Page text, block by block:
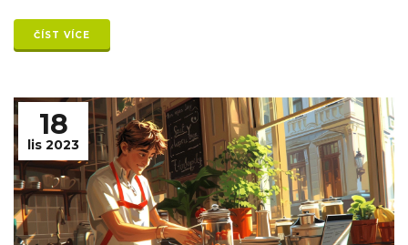
ČÍST VÍCE
18
lis 2023